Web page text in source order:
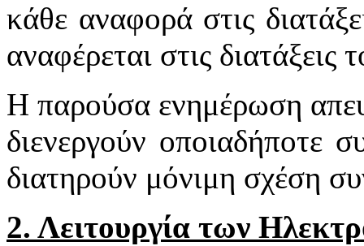
κάθε αναφορά στις
αναφέρεται στις
Η παρούσα ενημέρωση
διενεργούν οποιαδήποτε
διατηρούν μόνιμη σχέση
2. Λειτουργία των